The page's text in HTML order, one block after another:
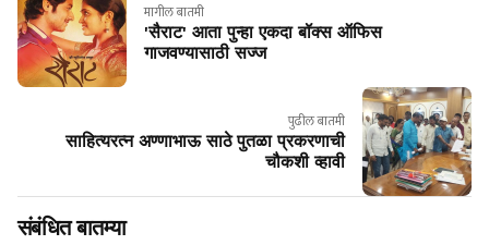
मागील बातमी
'सैराट' आता पुन्हा एकदा बॉक्स ऑफिस
गाजवण्यासाठी सज्ज
पुढील बातमी
साहित्यरत्न अण्णाभाऊ साठे पुतळा प्रकरणाची
चौकशी व्हावी
संबंधित बातम्या